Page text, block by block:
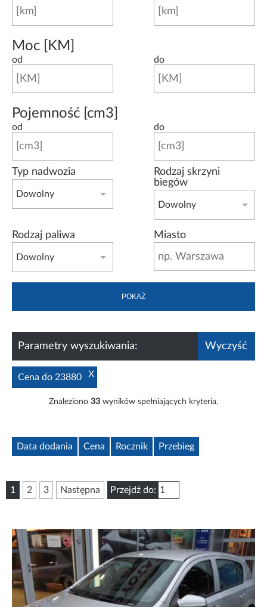
Moc [KM]
od do
Pojemność [cm3]
od do
Typ nadwozia
Dowolny
Rodzaj skrzyni
biegów
Dowolny
Rodzaj paliwa
Dowolny
Miasto
Parametry wyszukiwania: Wyczyść
Cena do 23880 X
Znaleziono 33 wyników spełniających kryteria.
Data dodania Cena Rocznik Przebieg
1 2 3 Następna Przejdź do: